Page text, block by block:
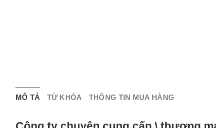
MÔ TẢ TỪ KHÓA THÔNG TIN MUA HÀNG